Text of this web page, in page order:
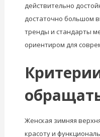
действительно
достаточно большом
тренды и стандарты
ориентиром для
Женская зимняя
красоту и